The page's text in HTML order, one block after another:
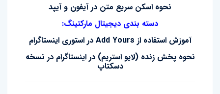
نحوه اسکن سریع متن در آیفون و آیپد
دسته بندی دیجیتال مارکتینگ:
آموزش استفاده از Add Yours در استوری اینستاگرام
نحوه پخش زنده (لایو استریم) در اینستاگرام در نسخه
دسکتاپ